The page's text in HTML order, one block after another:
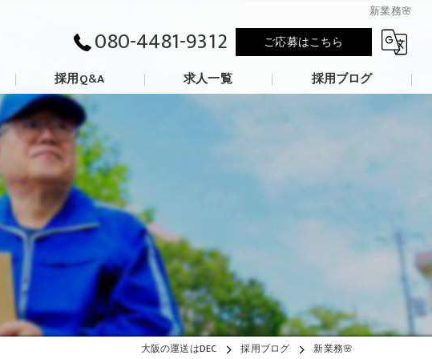
新業務🌸
080-4481-9312 ご応募はこちら
採用Q&A 求人一覧 採用ブログ
大阪の運送はDEC 採用ブログ 新業務🌸